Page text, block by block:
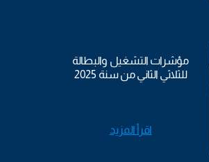
مؤشرات التشغيل والبطالة
للثلاثي الثاني من سنة 2025
اقرأ المزيد